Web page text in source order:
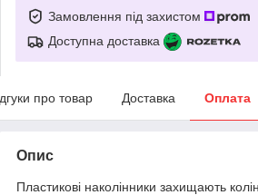
Замовлення під захистом
Доступна доставка
про товар Доставка Оплата
Опис
Пластикові наколінники захищають